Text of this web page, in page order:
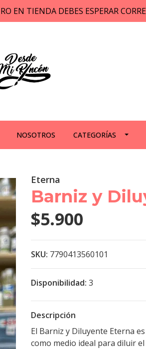
EN TIENDA DEBES ESPERAR
NOSOTROS CATEGORÍAS
Eterna
Barniz y
$5.900
SKU: 7790413560101
Disponibilidad: 3
Descripción
El Barniz y Diluyente Eterna
como medio ideal para diluir